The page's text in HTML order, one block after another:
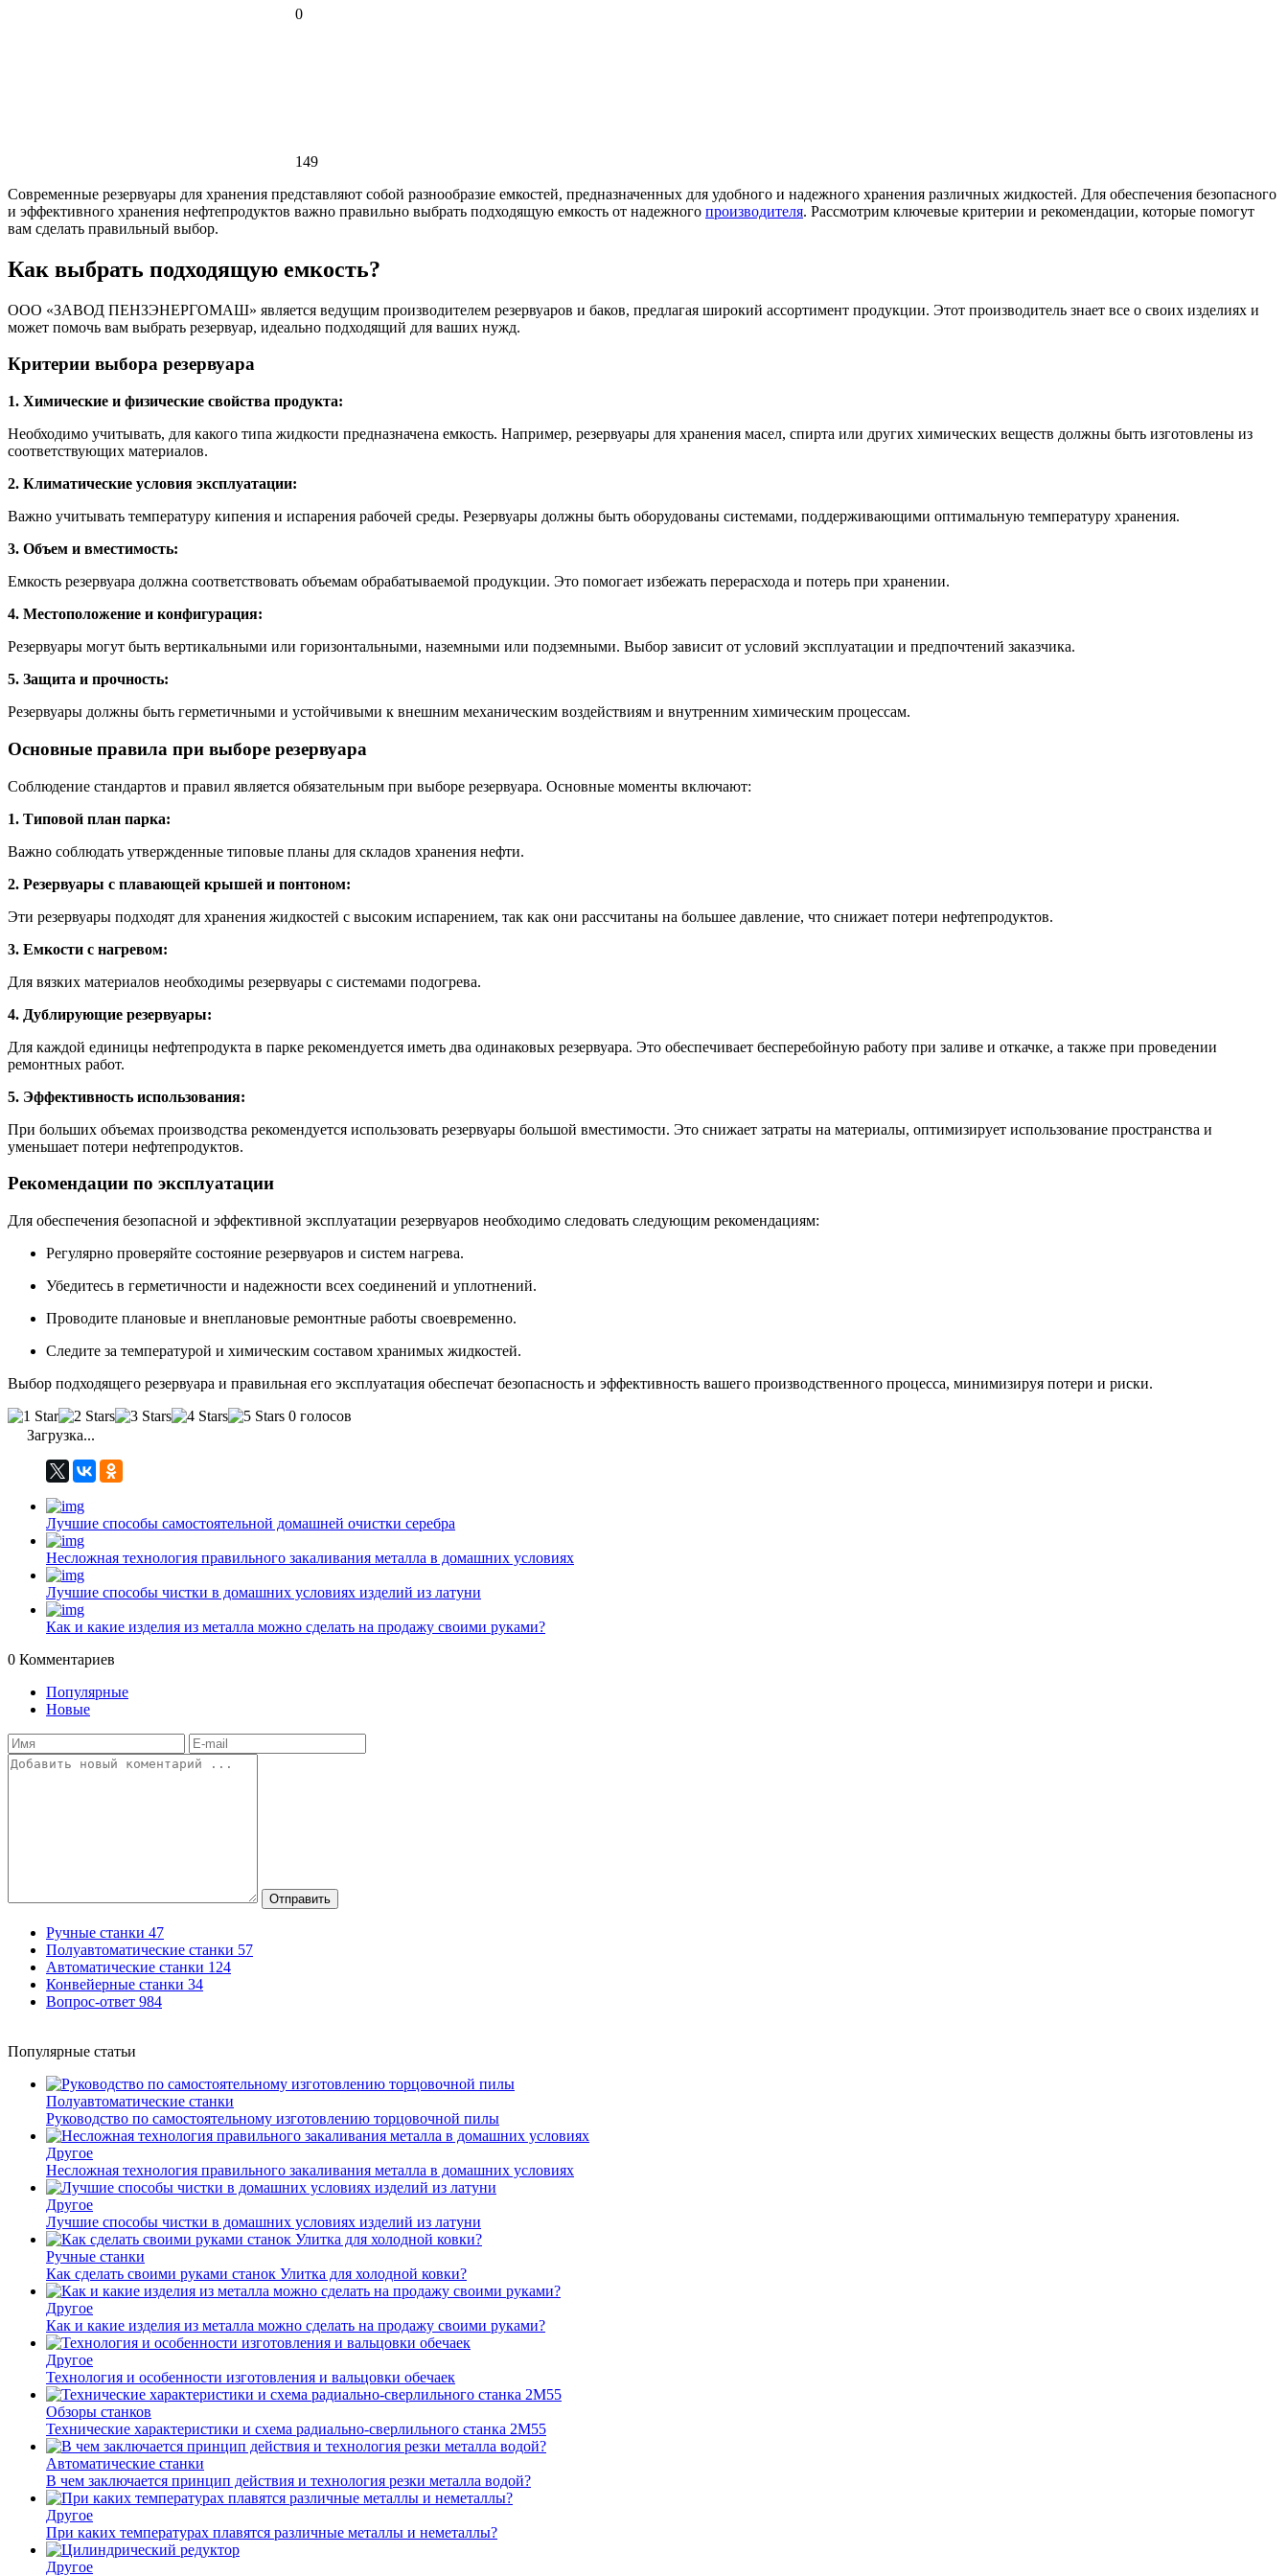
0
149
Современные резервуары для хранения представляют собой разнообразие емкостей, предназначенных для удобного и надежного хранения различных жидкостей. Для обеспечения безопасного
и эффективного хранения нефтепродуктов важно правильно выбрать подходящую емкость от надежного производителя. Рассмотрим ключевые критерии и рекомендации, которые помогут
вам сделать правильный выбор.
Как выбрать подходящую емкость?
ООО «ЗАВОД ПЕНЗЭНЕРГОМАШ» является ведущим производителем резервуаров и баков, предлагая широкий ассортимент продукции. Этот производитель знает все о своих изделиях и
может помочь вам выбрать резервуар, идеально подходящий для ваших нужд.
Критерии выбора резервуара
1. Химические и физические свойства продукта:
Необходимо учитывать, для какого типа жидкости предназначена емкость. Например, резервуары для хранения масел, спирта или других химических веществ должны быть изготовлены из
соответствующих материалов.
2. Климатические условия эксплуатации:
Важно учитывать температуру кипения и испарения рабочей среды. Резервуары должны быть оборудованы системами, поддерживающими оптимальную температуру хранения.
3. Объем и вместимость:
Емкость резервуара должна соответствовать объемам обрабатываемой продукции. Это помогает избежать перерасхода и потерь при хранении.
4. Местоположение и конфигурация:
Резервуары могут быть вертикальными или горизонтальными, наземными или подземными. Выбор зависит от условий эксплуатации и предпочтений заказчика.
5. Защита и прочность:
Резервуары должны быть герметичными и устойчивыми к внешним механическим воздействиям и внутренним химическим процессам.
Основные правила при выборе резервуара
Соблюдение стандартов и правил является обязательным при выборе резервуара. Основные моменты включают:
1. Типовой план парка:
Важно соблюдать утвержденные типовые планы для складов хранения нефти.
2. Резервуары с плавающей крышей и понтоном:
Эти резервуары подходят для хранения жидкостей с высоким испарением, так как они рассчитаны на большее давление, что снижает потери нефтепродуктов.
3. Емкости с нагревом:
Для вязких материалов необходимы резервуары с системами подогрева.
4. Дублирующие резервуары:
Для каждой единицы нефтепродукта в парке рекомендуется иметь два одинаковых резервуара. Это обеспечивает бесперебойную работу при заливе и откачке, а также при проведении
ремонтных работ.
5. Эффективность использования:
При больших объемах производства рекомендуется использовать резервуары большой вместимости. Это снижает затраты на материалы, оптимизирует использование пространства и
уменьшает потери нефтепродуктов.
Рекомендации по эксплуатации
Для обеспечения безопасной и эффективной эксплуатации резервуаров необходимо следовать следующим рекомендациям:
Регулярно проверяйте состояние резервуаров и систем нагрева.
Убедитесь в герметичности и надежности всех соединений и уплотнений.
Проводите плановые и внеплановые ремонтные работы своевременно.
Следите за температурой и химическим составом хранимых жидкостей.
Выбор подходящего резервуара и правильная его эксплуатация обеспечат безопасность и эффективность вашего производственного процесса, минимизируя потери и риски.
0 голосов
Загрузка...
Лучшие способы самостоятельной домашней очистки серебра
Несложная технология правильного закаливания металла в домашних условиях
Лучшие способы чистки в домашних условиях изделий из латуни
Как и какие изделия из металла можно сделать на продажу своими руками?
0 Комментариев
Популярные
Новые
Отправить
Ручные станки 47
Полуавтоматические станки 57
Автоматические станки 124
Конвейерные станки 34
Вопрос-ответ 984
Популярные статьи
Полуавтоматические станки
Руководство по самостоятельному изготовлению торцовочной пилы
Другое
Несложная технология правильного закаливания металла в домашних условиях
Другое
Лучшие способы чистки в домашних условиях изделий из латуни
Ручные станки
Как сделать своими руками станок Улитка для холодной ковки?
Другое
Как и какие изделия из металла можно сделать на продажу своими руками?
Другое
Технология и особенности изготовления и вальцовки обечаек
Обзоры станков
Технические характеристики и схема радиально-сверлильного станка 2М55
Автоматические станки
В чем заключается принцип действия и технология резки металла водой?
Другое
При каких температурах плавятся различные металлы и неметаллы?
Другое